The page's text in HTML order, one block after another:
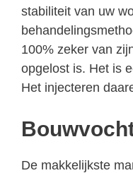
stabiliteit van uw
100% zeker van
opgelost is. Het is
Het injecteren
De makkelijkste